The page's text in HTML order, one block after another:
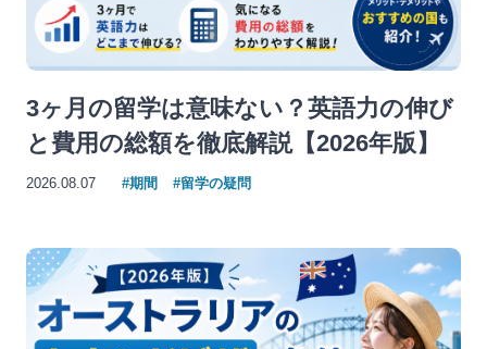
3ヶ月の留学は意味ない？英語力の伸び
と費用の総額を徹底解説【2026年版】
2026.08.07 #期間 #留学の疑問